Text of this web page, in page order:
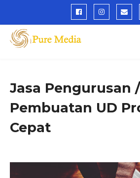
Jasa Pengurusan /
Pembuatan UD
Cepat